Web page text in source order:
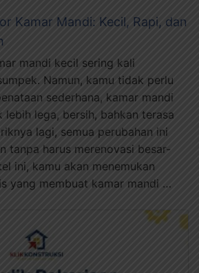
Kamar Mandi: Kecil, Rapi, dan
mandi kecil sering kali
Namun, kamu tidak perlu
sederhana, kamar mandi
lebih lega, bersih, bahkan terasa
lagi, semua perubahan ini
tanpa harus merenovasi besar-
ini, kamu akan menemukan
yang membuat kamar mandi …